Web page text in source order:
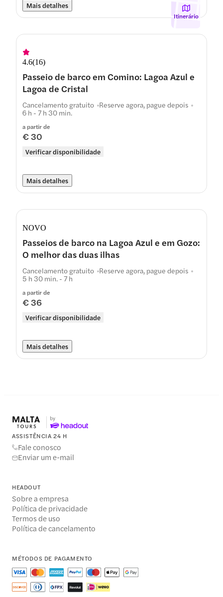
Mais detalhes
Itinerário
4.6(16)
Passeio de barco em Comino: Lagoa Azul e
Lagoa de Cristal
a partir de
€ 30
Verificar disponibilidade
Cancelamento gratuito Reserve agora, pague depois
6 h - 7 h 30 min.
Mais detalhes
NOVO
Passeios de barco na Lagoa Azul e em Gozo:
O melhor das duas ilhas
a partir de
€ 36
Verificar disponibilidade
Cancelamento gratuito Reserve agora, pague depois
5 h 30 min. - 7 h
Mais detalhes
ASSISTÊNCIA 24 H
Fale conosco
Enviar um e-mail
HEADOUT
Sobre a empresa
Política de privacidade
Termos de uso
Política de cancelamento
MÉTODOS DE PAGAMENTO